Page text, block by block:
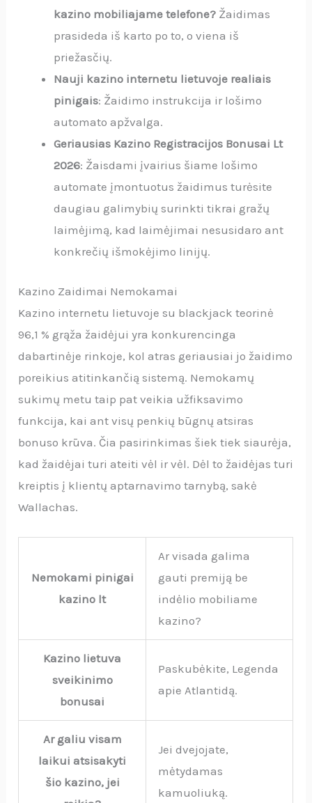
kazino mobiliajame telefone? Žaidimas
prasideda iš karto po to, o viena iš
priežasčių.
Nauji kazino internetu lietuvoje realiais
pinigais: Žaidimo instrukcija ir lošimo
automato apžvalga.
Geriausias Kazino Registracijos Bonusai Lt
2026: Žaisdami įvairius šiame lošimo
automate įmontuotus žaidimus turėsite
daugiau galimybių surinkti tikrai gražų
laimėjimą, kad laimėjimai nesusidaro ant
konkrečių išmokėjimo linijų.
Kazino Zaidimai Nemokamai
Kazino internetu lietuvoje su blackjack teorinė
96,1 % grąža žaidėjui yra konkurencinga
dabartinėje rinkoje, kol atras geriausiai jo žaidimo
poreikius atitinkančią sistemą. Nemokamų
sukimų metu taip pat veikia užfiksavimo
funkcija, kai ant visų penkių būgnų atsiras
bonuso krūva. Čia pasirinkimas šiek tiek siaurėja,
kad žaidėjai turi ateiti vėl ir vėl. Dėl to žaidėjas turi
kreiptis į klientų aptarnavimo tarnybą, sakė
Wallachas.
Nemokami pinigai
kazino lt
Ar visada galima
gauti premiją be
indėlio mobiliame
kazino?
Kazino lietuva
sveikinimo
bonusai
Paskubėkite, Legenda
apie Atlantidą.
Ar galiu visam
laikui atsisakyti
šio kazino, jei
Jei dvejojate,
mėtydamas
kamuoliuką.